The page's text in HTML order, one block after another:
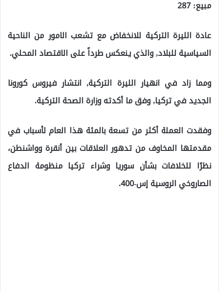
مبيع: 287
عادة الليرة التركية للانخفاض مع تشعب الامور من الناحية
السياسية للبلاد, والذي ينعكس طرداً على الاقتصاد المحلي.
ومما زاد في انهيار الليرة التركية, انتشار فيروس كورونا
الجديد في تركيا, وفق ما أكدته وزارة الصحة التركية.
وفقدت العملة أكثر من تسعة بالمئة هذا العام لأسباب في
مقدمتها المخاوف من تدهور العلاقات بين أنقرة وواشنطن،
نظرًا للخلافات بشأن سوريا وشراء تركيا منظومة الدفاع
الصاروخي الروسية إس-400.